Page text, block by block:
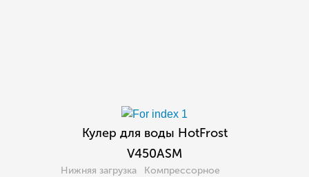
Кулер для воды HotFrost
V450ASM
Нижняя загрузка Компрессорное